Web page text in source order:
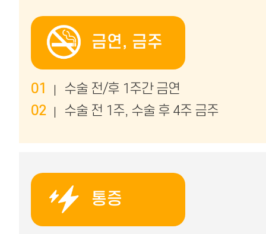
금연, 금주
01
수술 전/후 1주간 금연
02
수술 전 1주, 수술 후 4주 금주
통증